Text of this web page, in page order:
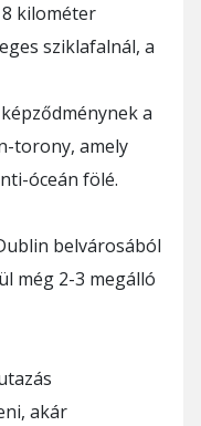
kilométer
sziklafalnál, a
a
torony, amely
óceán fölé.
belvárosából
még 2-3 megálló
akár